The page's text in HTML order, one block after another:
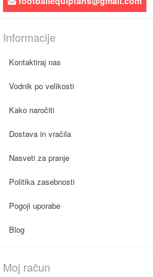
Informacije
Kontaktiraj nas
Vodnik po velikosti
Kako naročiti
Dostava in vračila
Nasveti za pranje
Politika zasebnosti
Pogoji uporabe
Blog
Moj račun